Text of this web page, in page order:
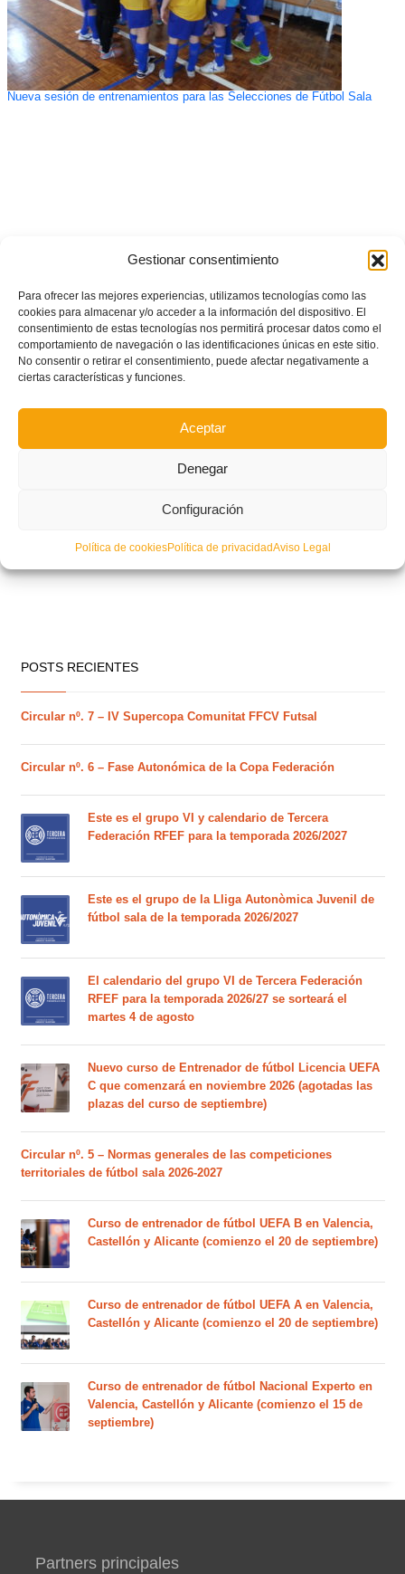
Gestionar consentimiento
Para ofrecer las mejores experiencias, utilizamos tecnologías como las
cookies para almacenar y/o acceder a la información del dispositivo. El
consentimiento de estas tecnologías nos permitirá procesar datos como el
comportamiento de navegación o las identificaciones únicas en este sitio.
No consentir o retirar el consentimiento, puede afectar negativamente a
ciertas características y funciones.
Aceptar
Denegar
Configuración
Política de cookiesPolítica de privacidadAviso Legal
Nueva sesión de entrenamientos para las Selecciones de Fútbol Sala
POSTS RECIENTES
Circular nº. 7 – IV Supercopa Comunitat FFCV Futsal
Circular nº. 6 – Fase Autonómica de la Copa Federación
Este es el grupo VI y calendario de Tercera
Federación RFEF para la temporada 2026/2027
Este es el grupo de la Lliga Autonòmica Juvenil de
fútbol sala de la temporada 2026/2027
El calendario del grupo VI de Tercera Federación
RFEF para la temporada 2026/27 se sorteará el
martes 4 de agosto
Nuevo curso de Entrenador de fútbol Licencia UEFA
C que comenzará en noviembre 2026 (agotadas las
plazas del curso de septiembre)
Circular nº. 5 – Normas generales de las competiciones
territoriales de fútbol sala 2026-2027
Curso de entrenador de fútbol UEFA B en Valencia,
Castellón y Alicante (comienzo el 20 de septiembre)
Curso de entrenador de fútbol UEFA A en Valencia,
Castellón y Alicante (comienzo el 20 de septiembre)
Curso de entrenador de fútbol Nacional Experto en
Valencia, Castellón y Alicante (comienzo el 15 de
septiembre)
Partners principales